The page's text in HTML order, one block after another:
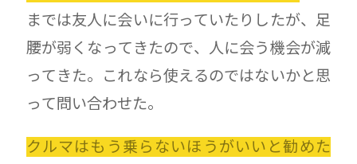
までは友人に会いに行っていたりしたが、足
腰が弱くなってきたので、人に会う機会が減
ってきた。これなら使えるのではないかと思
って問い合わせた。
クルマはもう乗らないほうがいいと勧めた